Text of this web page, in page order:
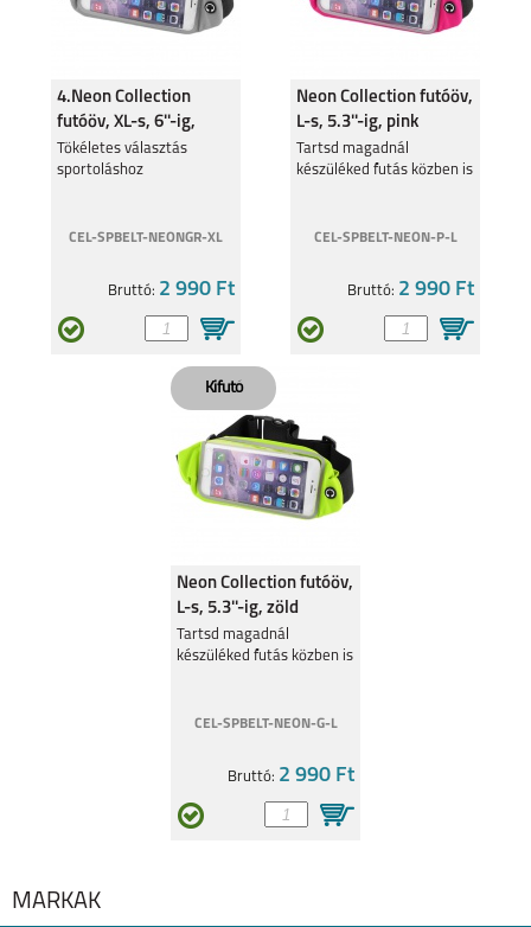
GT MASTER
8 PRO
4.Neon Collection
futóöv, XL-s, 6''-ig,
szürke
Tökéletes választás
sportoláshoz
CEL-SPBELT-NEONGR-XL
Bruttó: 2 990 Ft
Neon Collection futóöv,
L-s, 5.3''-ig, pink
Tartsd magadnál
készüléked futás közben is
CEL-SPBELT-NEON-P-L
Bruttó: 2 990 Ft
Neon Collection futóöv,
L-s, 5.3''-ig, zöld
Tartsd magadnál
készüléked futás közben is
CEL-SPBELT-NEON-G-L
Bruttó: 2 990 Ft
MÁRKÁK